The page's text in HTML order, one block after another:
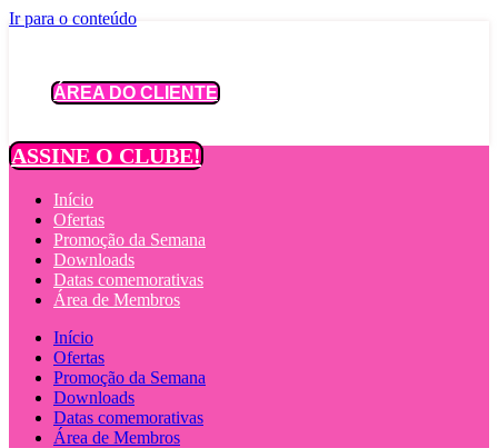
Ir para o conteúdo
ÁREA DO CLIENTE
ASSINE O CLUBE!
Início
Ofertas
Promoção da Semana
Downloads
Datas comemorativas
Área de Membros
Início
Ofertas
Promoção da Semana
Downloads
Datas comemorativas
Área de Membros